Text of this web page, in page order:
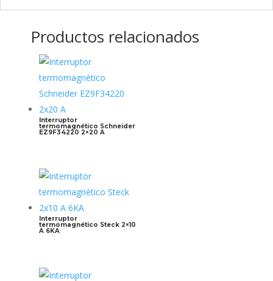
Productos relacionados
Interruptor
termomagnético Schneider
EZ9F34220 2×20 A
Interruptor
termomagnético Steck 2×10
A 6KA